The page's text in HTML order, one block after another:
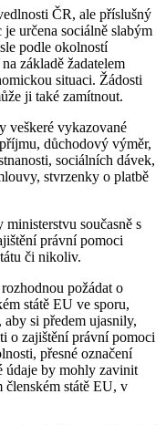
ČR, ale příslušný
určena sociálně slabým
podle okolností
základě žadatelem
situaci. Žádosti
ji také zamítnout.
veškeré vykazované
důchodový výměr,
sociálních dávek,
stvrzenky o platbě
současně s
právní pomoci
či nikoliv.
požádat o
státě EU ve sporu,
si předem ujasnily,
o zajištění právní pomoci
přesné označení
údaje by mohly zavinit
státě EU, v